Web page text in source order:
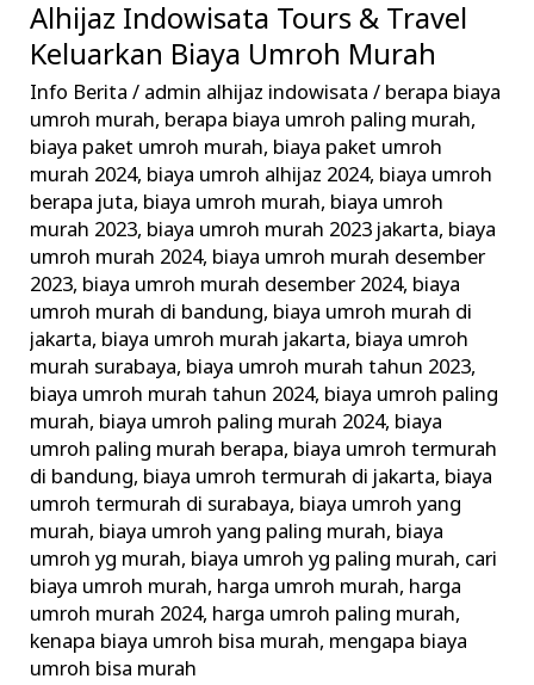
Alhijaz Indowisata Tours & Travel
Keluarkan Biaya Umroh Murah
Info Berita / admin alhijaz indowisata/ berapa biaya
umroh murah, berapa biaya umroh paling murah,
biaya paket umroh murah, biaya paket umroh
murah 2024, biaya umroh alhijaz 2024, biaya umroh
berapa juta, biaya umroh murah, biaya umroh
murah 2023, biaya umroh murah 2023 jakarta, biaya
umroh murah 2024, biaya umroh murah desember
2023, biaya umroh murah desember 2024, biaya
umroh murah di bandung, biaya umroh murah di
jakarta, biaya umroh murah jakarta, biaya umroh
murah surabaya, biaya umroh murah tahun 2023,
biaya umroh murah tahun 2024, biaya umroh paling
murah, biaya umroh paling murah 2024, biaya
umroh paling murah berapa, biaya umroh termurah
di bandung, biaya umroh termurah di jakarta, biaya
umroh termurah di surabaya, biaya umroh yang
murah, biaya umroh yang paling murah, biaya
umroh yg murah, biaya umroh yg paling murah, cari
biaya umroh murah, harga umroh murah, harga
umroh murah 2024, harga umroh paling murah,
kenapa biaya umroh bisa murah, mengapa biaya
umroh bisa murah
Alhijaz
Indowisata
Tours
&
Travel
Keluarkan
Biaya
Umroh
Murah